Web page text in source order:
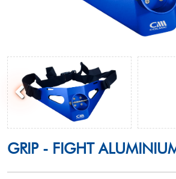
GRIP - FIGHT